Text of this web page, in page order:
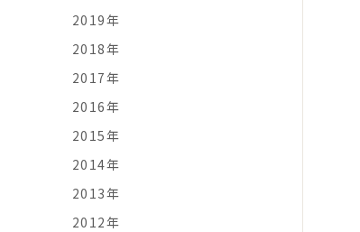
2019年
2018年
2017年
2016年
2015年
2014年
2013年
2012年